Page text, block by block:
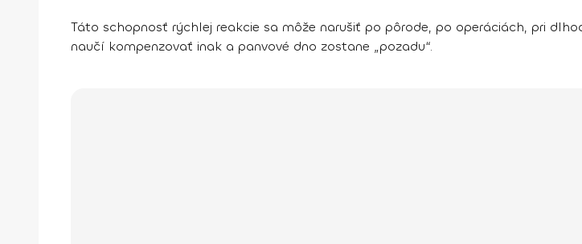
Táto schopnosť rýchlej reakcie sa môže narušiť po pôrode, po operáciách, pri
naučí kompenzovať inak a panvové dno zostane „pozadu“.